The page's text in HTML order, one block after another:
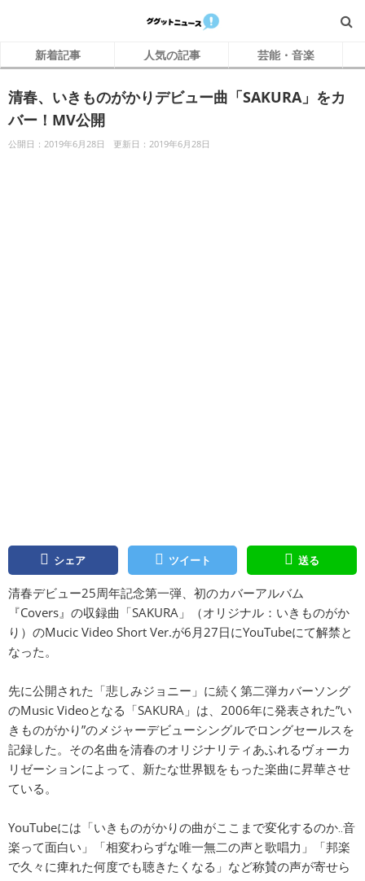
新着記事 人気の記事 芸能・音楽
清春、いきものがかりデビュー曲「SAKURA」をカ
バー！MV公開
公開日：2019年6月28日 更新日：2019年6月28日
シェア ツイート 送る
清春デビュー25周年記念第一弾、初のカバーアルバム
『Covers』の収録曲「SAKURA」（オリジナル：いきものがか
り）のMucic Video Short Ver.が6月27日にYouTubeにて解禁と
なった。
先に公開された「悲しみジョニー」に続く第二弾カバーソング
のMusic Videoとなる「SAKURA」は、2006年に発表された”い
きものがかり”のメジャーデビューシングルでロングセールスを
記録した。その名曲を清春のオリジナリティあふれるヴォーカ
リゼーションによって、新たな世界観をもった楽曲に昇華させ
ている。
YouTubeには「いきものがかりの曲がここまで変化するのか‥音
楽って面白い」「相変わらずな唯一無二の声と歌唱力」「邦楽
で久々に痺れた何度でも聴きたくなる」など称賛の声が寄せら